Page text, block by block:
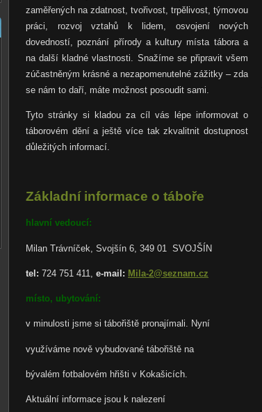
zaměřených na zdatnost, tvořivost, trpělivost, týmovou
práci, rozvoj vztahů k lidem, osvojení nových
dovedností, poznání přírody a kultury místa tábora a
na další kladné vlastnosti. Snažíme se připravit všem
zúčastněným krásné a nezapomenutelné zážitky – zda
se nám to daří, máte možnost posoudit sami.
Tyto stránky si kladou za cíl vás lépe informovat o
táborovém dění a ještě více tak zkvalitnit dostupnost
důležitých informací.
Základní informace o táboře
hlavní vedoucí:
Milan Trávníček, Svojšín 6, 349 01 SVOJŠÍN
tel: 724 751 411, e-mail: Mila-2@seznam.cz
místo, ubytování:
v minulosti jsme si tábořiště pronajímali. Nyní
využíváme nově vybudované tábořiště na
bývalém fotbalovém hřišti v Kokašicích.
Aktuální informace jsou k nalezení